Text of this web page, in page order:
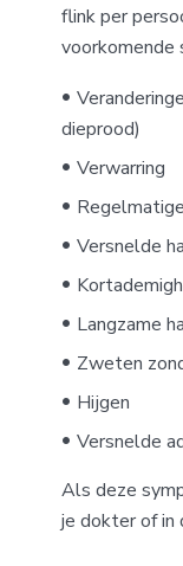
flink per
voorkomende
dieprood)
Verwarring
Versnelde
Langzame
Zweten
Hijgen
Versnelde
Als deze
je dokter of